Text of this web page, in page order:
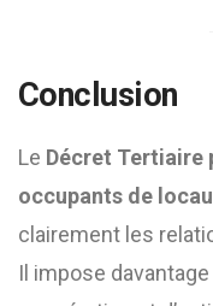
Conclusion
Le Décret Tertiaire
occupants de
clairement les
Il impose